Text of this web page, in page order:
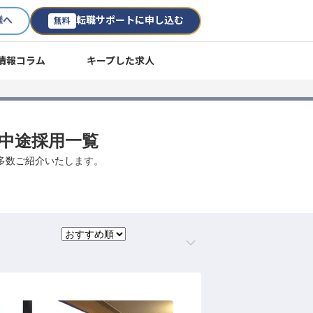
へ 無料 転職サポートに申し込む
報コラム キープした求人
途採用一覧
ご紹介いたします。